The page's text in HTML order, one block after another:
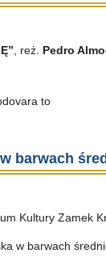
, reż. Pedro
to
barwach
Kultury Zamek
w barwach